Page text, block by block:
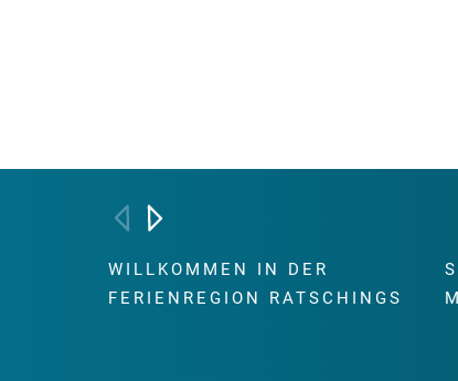
WILLKOMMEN IN DER
FERIENREGION RATSCHINGS